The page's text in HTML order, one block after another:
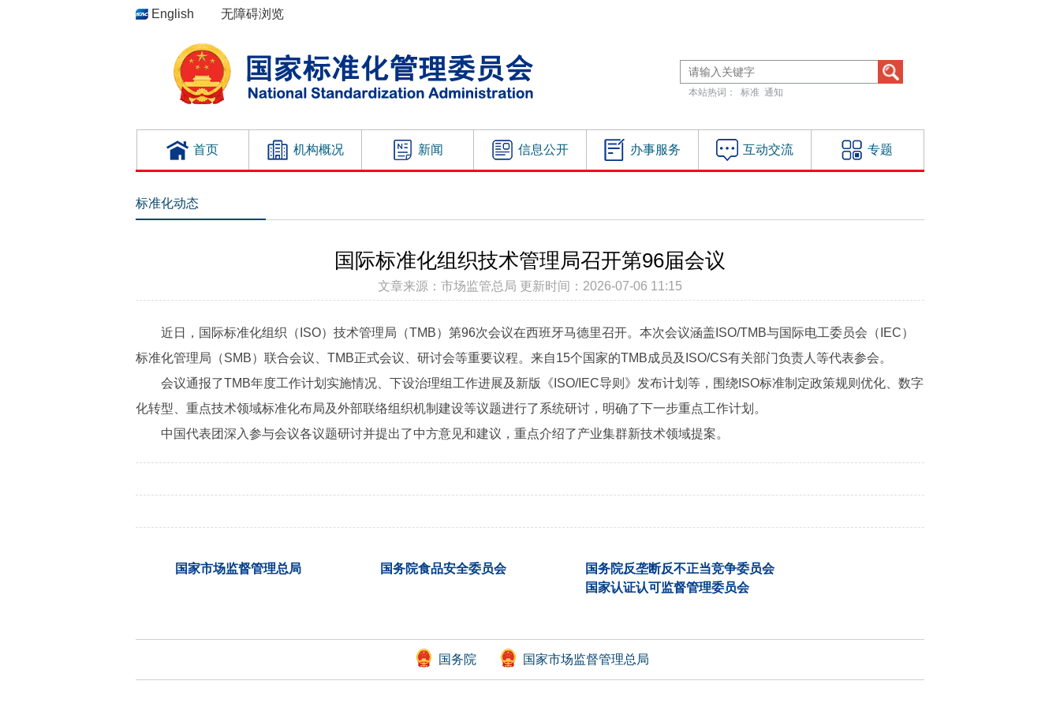
English 无障碍浏览
本站热词： 标准 通知
首页 机构概况 新闻 信息公开 办事服务 互动交流 专题
标准化动态
国际标准化组织技术管理局召开第96届会议
文章来源：市场监管总局 更新时间：2026-07-06 11:15
近日，国际标准化组织（ISO）技术管理局（TMB）第96次会议在西班牙马德里召开。本次会议涵盖ISO/TMB与国际电工委员会（IEC）
标准化管理局（SMB）联合会议、TMB正式会议、研讨会等重要议程。来自15个国家的TMB成员及ISO/CS有关部门负责人等代表参会。
会议通报了TMB年度工作计划实施情况、下设治理组工作进展及新版《ISO/IEC导则》发布计划等，围绕ISO标准制定政策规则优化、数字
化转型、重点技术领域标准化布局及外部联络组织机制建设等议题进行了系统研讨，明确了下一步重点工作计划。
中国代表团深入参与会议各议题研讨并提出了中方意见和建议，重点介绍了产业集群新技术领域提案。
国家市场监督管理总局 国务院食品安全委员会
国务院反垄断反不正当竞争委员会
国家认证认可监督管理委员会
国务院 国家市场监督管理总局